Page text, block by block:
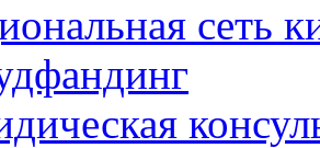
сеть